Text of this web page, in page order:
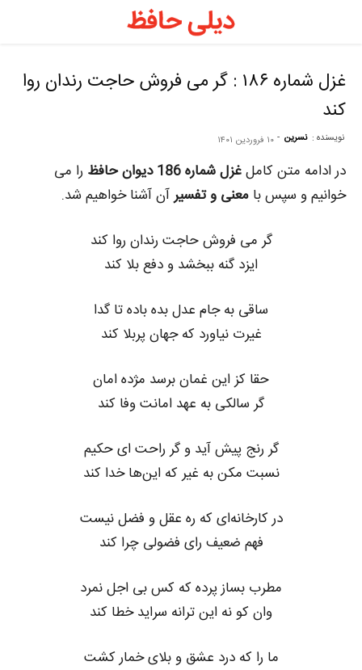
غزل شماره ۱۸۶ : گر می فروش حاجت رندان روا
کند
نویسنده : نسرین - ۱۰ فروردین ۱۴۰۱
در ادامه متن کاملغزل شماره 186 دیوان حافظ
را می
خوانیم و سپس با معنی و تفسیرآن آشنا خواهیم شد.
گر می فروش حاجت رندان روا کند
ایزد گنه ببخشد و دفع بلا کند
ساقی به جام عدل بده باده تا گدا
غیرت نیاورد که جهان پربلا کند
حقا کز این غمان برسد مژده امان
گر سالکی به عهد امانت وفا کند
گر رنج پیش آید و گر راحت ای حکیم
نسبت مکن به غیر که این‌ها خدا کند
در کارخانه‌ای که ره عقل و فضل نیست
فهم ضعیف رای فضولی چرا کند
مطرب بساز پرده که کس بی اجل نمرد
وان کو نه این ترانه سراید خطا کند
ما را که درد عشق و بلای خمار کشت